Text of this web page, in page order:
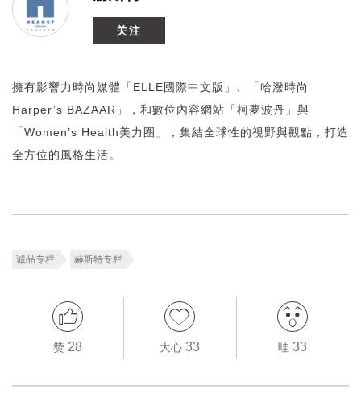
关注
擁有影響力時尚媒體「ELLE國際中文版」、「哈潑時尚
Harper’s BAZAAR」，和數位內容網站「柯夢波丹」與
「Women’s Health美力圈」，集結全球性的視野與觀點，打造
全方位的風格生活。
诚品专栏 赫斯特专栏
赞28 大心33 哇33